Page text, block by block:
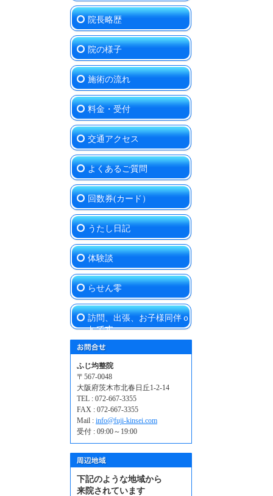
院長略歴
院の様子
施術の流れ
料金・受付
交通アクセス
よくあるご質問
回数券(カード）
うたし日記
体験談
らせん零
訪問、出張、お子様同伴ｏ
ｋです
ふじ均整院
〒567-0048
大阪府茨木市北春日丘1-2-14
TEL : 072-667-3355
FAX : 072-667-3355
Mail : info@fuji-kinsei.com
受付 : 09:00～19:00
下記のような地域から
来院されています